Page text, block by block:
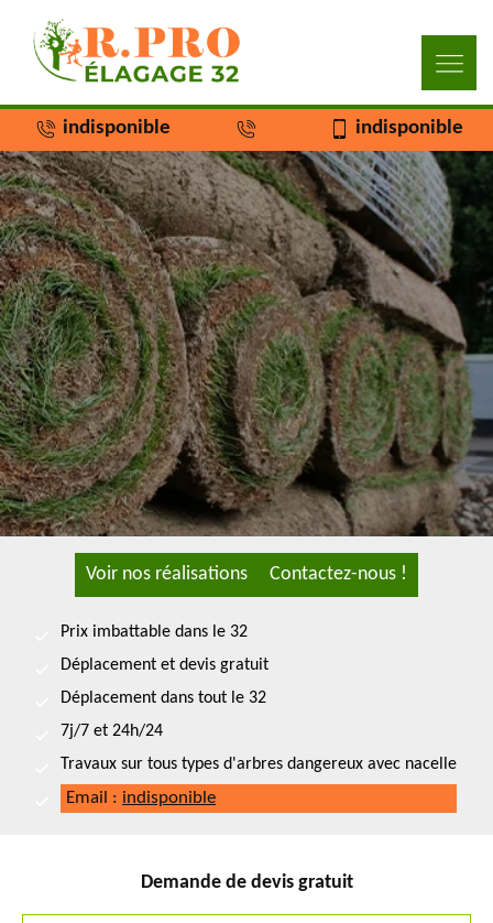
indisponible indisponible
Voir nos réalisations Contactez-nous !
Prix imbattable dans le 32
Déplacement et devis gratuit
Déplacement dans tout le 32
7j/7 et 24h/24
Travaux sur tous types d'arbres dangereux avec nacelle
Email : indisponible
Demande de devis gratuit